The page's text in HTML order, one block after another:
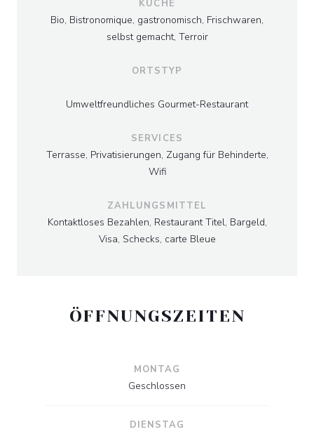
KÜCHE
Bio, Bistronomique, gastronomisch, Frischwaren,
selbst gemacht, Terroir
ORTSTYP
Umweltfreundliches Gourmet-Restaurant
SERVICES
Terrasse, Privatisierungen, Zugang für Behinderte,
Wifi
ZAHLUNGSMITTEL
Kontaktloses Bezahlen, Restaurant Titel, Bargeld,
Visa, Schecks, carte Bleue
ÖFFNUNGSZEITEN
MONTAG
Geschlossen
DIENSTAG